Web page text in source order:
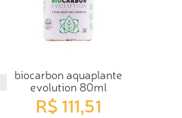
biocarbon aquaplante
evolution 80ml
R$ 111,51